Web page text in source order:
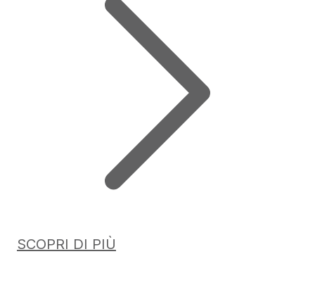
SCOPRI DI PIÙ